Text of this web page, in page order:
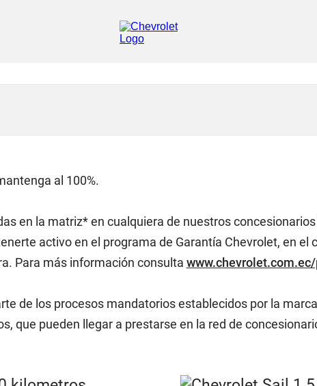
al 100%.
en la matriz* en cualquiera de nuestros
activo en el programa de Garantía Chevrolet, en
Para más información consulta
de los procesos mandatorios establecidos por la
que pueden llegar a prestarse en la red de